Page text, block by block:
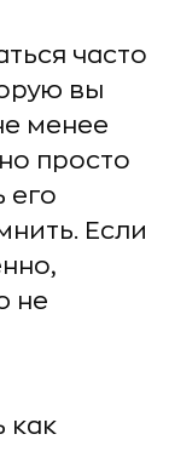
часто
вы
менее
просто
его
Если
не
как